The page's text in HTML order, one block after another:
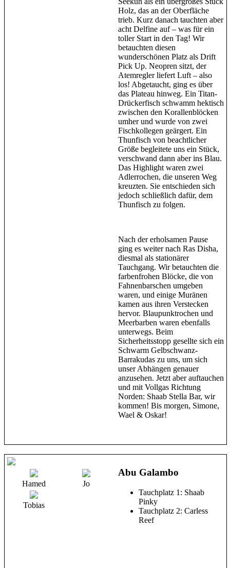
Holz, das an der Oberfläche
trieb. Kurz danach tauchten aber
acht Delfine auf – was für ein
toller Start in den Tag! Wir
betauchten diesen
wunderschönen Platz als Drift
Pick Up. Neopren sitzt, der
Atemregler liefert Luft – also
los! Abgetaucht, ging es über
das Plateau hinweg. Ein Titan-
Drückerfisch schwamm hektisch
zwischen den Korallenblöcken
umher und wurde von zwei
Fischkollegen geärgert. Ein
Thunfisch von beachtlicher
Größe begleitete uns ein Stück,
verschwand dann aber ins Blau.
Das Highlight waren zwei
Adlerrochen, die unseren Weg
kreuzten. Sie entschieden sich
jedoch schließlich dafür, dem
Thunfisch zu folgen.
Nach der erholsamen Pause
ging es weiter nach Ras Disha,
diesmal als stationärer
Tauchgang. Wir betauchten die
farbenfrohen Blöcke, die von
Fahnenbarschen umgeben
waren, und einige Muränen
kamen aus ihren Verstecken
hervor. Blaupunktrochen und
Meerbarben waren ebenfalls
unterwegs. Beim
Sicherheitsstopp gesellte sich ein
Schwarm Gelbschwanz-
Barrakudas zu uns, um sich
unser Abhängen genauer
anzusehen. Jetzt aber auftauchen
und mit Vollgas Richtung
Norden: Shaab Stella Bar, wir
kommen! Bis morgen, Simone,
Wael & Oskar!
Hamed Jo
Tobias
Abu Galambo
Tauchplatz 1: Shaab
Pinky
Tauchplatz 2: Carless
Reef